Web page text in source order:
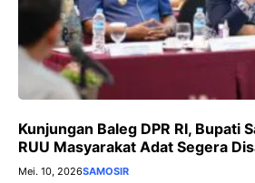
Kunjungan Baleg DPR RI, Bupati
RUU Masyarakat Adat Segera
Mei. 10, 2026SAMOSIR